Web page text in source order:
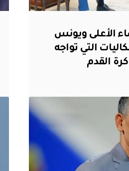
الأعلى ويونس
التي تواجه
القدم